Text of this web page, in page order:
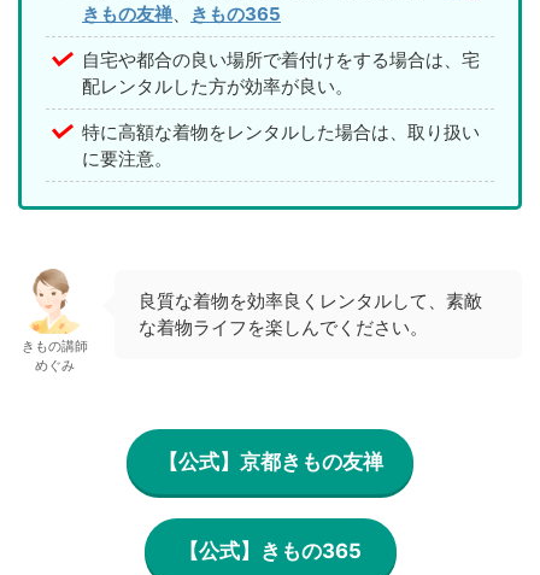
きもの友禅
きもの365
自宅や都合の良い場所で着付けをする場合は、宅
配レンタルした方が効率が良い。
特に高額な着物をレンタルした場合は、取り扱い
に要注意。
きもの講師
めぐみ
良質な着物を効率良くレンタルして、素敵
な着物ライフを楽しんでください。
【公式】京都きもの友禅
【公式】きもの365